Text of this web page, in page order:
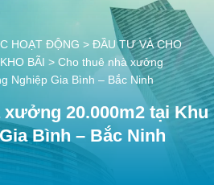
HOẠT ĐỘNG > ĐẦU TƯ VÀ CHO
BÃI > Cho thuê nhà xưởng
Nghiệp Gia Bình – Bắc Ninh
xưởng 20.000m2 tại Khu
Bình – Bắc Ninh